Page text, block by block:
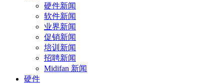
硬件新闻
软件新闻
业界新闻
促销新闻
培训新闻
招聘新闻
Midifan 新闻
硬件